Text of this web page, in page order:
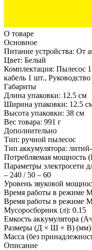
О товаре
Основное
Питание устройства: От
Цвет: Белый
Комплектация: Пылесос
кабель 1 шт.,
Габариты
Длина упаковки: 12.5 см
Ширина упаковки: 12.5
Высота упаковки: 38 см
Вес товара: 991 г
Дополнительно
Тип: ручной пылесос
Тип аккумулятора:
Потребляемая мощность
Параметры электросети
– 240 / 50 – 60
Уровень звуковой
Время работы в режиме
Время работы в режиме
Мусоросборник (л): 0.15
Емкость аккумулятора
Размеры (Д × Ш × В) (мм):
Масса (без
Описание